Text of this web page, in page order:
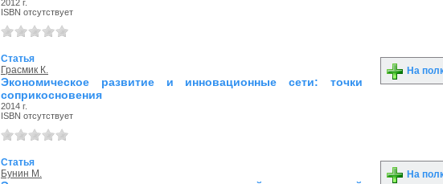
2012 г.
ISBN отсутствует
Статья
Грасмик К.
Экономическое развитие и инновационные сети: точки
соприкосновения
2014 г.
ISBN отсутствует
На
Статья
Бунин М.
На